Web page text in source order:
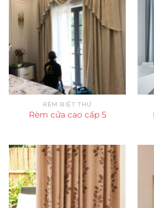
RÈM BIỆT THỰ
Rèm cửa cao cấp 5